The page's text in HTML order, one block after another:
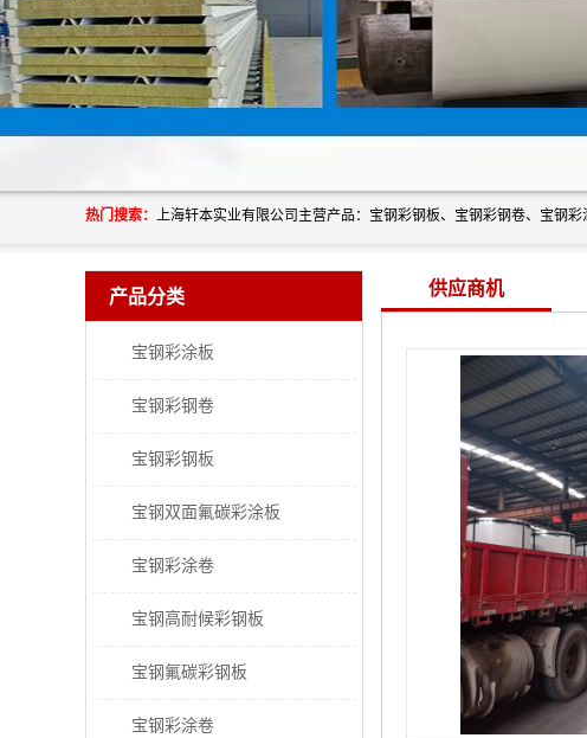
热门搜索：
产品分类
宝钢彩涂板
宝钢彩钢卷
宝钢彩钢板
宝钢双面氟碳彩涂板
宝钢彩涂卷
宝钢高耐候彩钢板
宝钢氟碳彩钢板
宝钢彩涂卷
供应商机